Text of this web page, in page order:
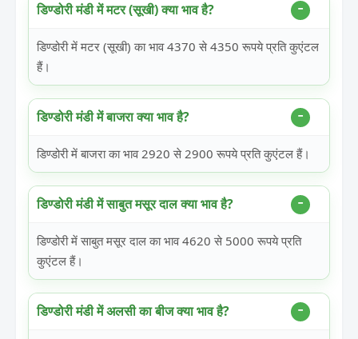
डिण्डोरी मंडी में मटर (सूखी) क्या भाव है?
डिण्डोरी में मटर (सूखी) का भाव 4370 से 4350 रूपये प्रति कुएंटल
हैं।
डिण्डोरी मंडी में बाजरा क्या भाव है?
डिण्डोरी में बाजरा का भाव 2920 से 2900 रूपये प्रति कुएंटल हैं।
डिण्डोरी मंडी में साबुत मसूर दाल क्या भाव है?
डिण्डोरी में साबुत मसूर दाल का भाव 4620 से 5000 रूपये प्रति
कुएंटल हैं।
डिण्डोरी मंडी में अलसी का बीज क्या भाव है?